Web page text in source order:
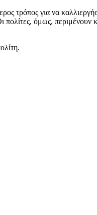
τρόπος για να
όμως, περιμένουν